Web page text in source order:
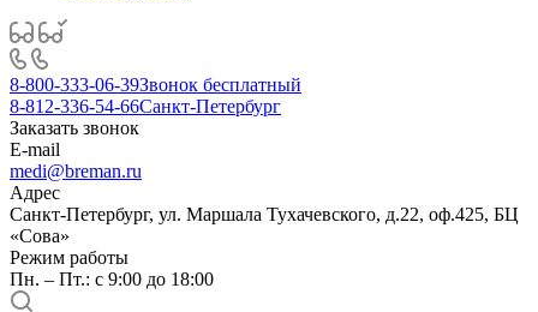
8-800-333-06-39Звонок бесплатный
8-812-336-54-66Санкт-Петербург
Заказать звонок
E-mail
medi@breman.ru
Адрес
Санкт-Петербург, ул. Маршала Тухачевского, д.22, оф.425, БЦ
«Сова»
Режим работы
Пн. – Пт.: с 9:00 до 18:00